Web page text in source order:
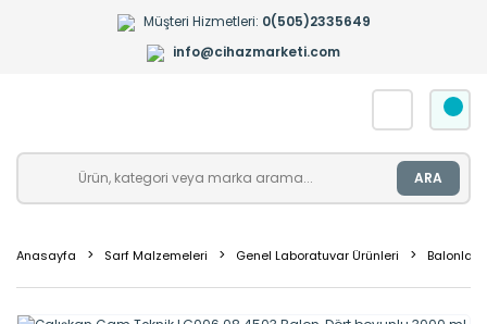
Müşteri Hizmetleri: 0(505)2335649
info@cihazmarketi.com
ARA
Anasayfa Sarf Malzemeleri Genel Laboratuvar Ürünleri Balonlar